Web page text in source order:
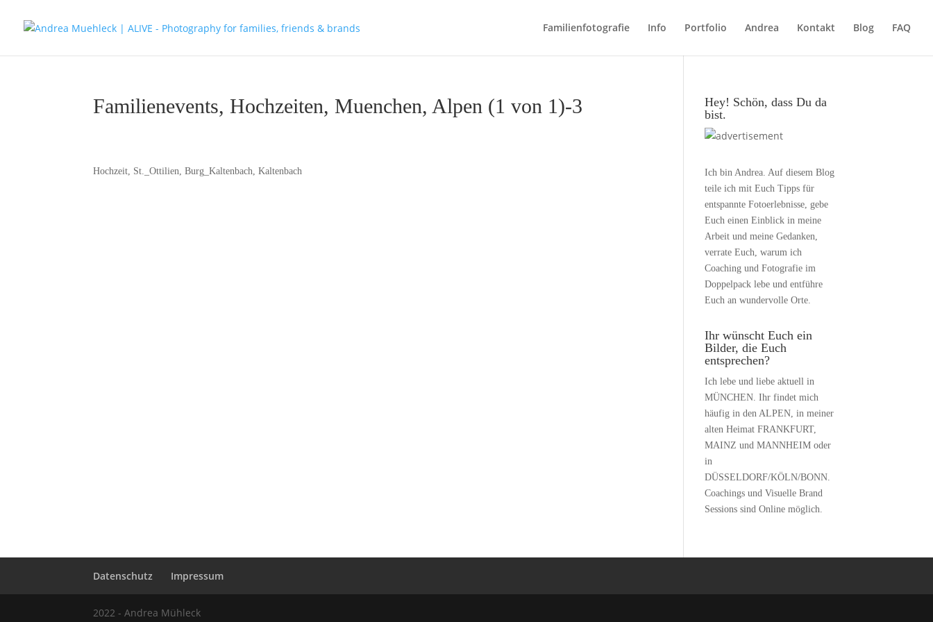
Familienfotografie Info Portfolio Andrea Kontakt Blog FAQ
Familienevents, Hochzeiten, Muenchen, Alpen (1 von 1)-3
Hochzeit, St._Ottilien, Burg_Kaltenbach, Kaltenbach
Hey! Schön, dass Du da
bist.
Ich bin Andrea. Auf diesem Blog
teile ich mit Euch Tipps für
entspannte Fotoerlebnisse, gebe
Euch einen Einblick in meine
Arbeit und meine Gedanken,
verrate Euch, warum ich
Coaching und Fotografie im
Doppelpack lebe und entführe
Euch an wundervolle Orte.
Ihr wünscht Euch ein
Bilder, die Euch
entsprechen?
Ich lebe und liebe aktuell in
MÜNCHEN. Ihr findet mich
häufig in den ALPEN, in meiner
alten Heimat FRANKFURT,
MAINZ und MANNHEIM oder
in
DÜSSELDORF/KÖLN/BONN.
Coachings und Visuelle Brand
Sessions sind Online möglich.
Datenschutz Impressum
2022 - Andrea Mühleck